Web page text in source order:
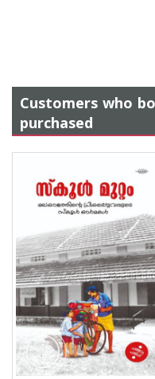
Customers who
purchased